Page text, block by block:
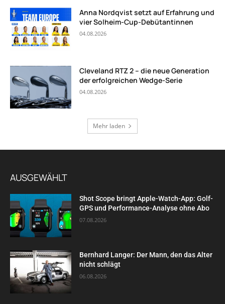
Anna Nordqvist setzt auf Erfahrung und
vier Solheim-Cup-Debütantinnen
04.08.2026
Cleveland RTZ 2 – die neue Generation
der erfolgreichen Wedge-Serie
04.08.2026
Mehr laden
AUSGEWÄHLT
Shot Scope bringt Apple-Watch-App: Golf-
GPS und Performance-Analyse ohne Abo
07.08.2026
Bernhard Langer: Der Mann, den das Alter
nicht schlägt
06.08.2026